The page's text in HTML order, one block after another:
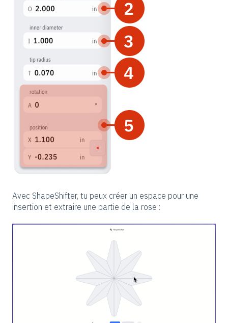
Avec ShapeShifter, tu peux créer un espace pour une
insertion et extraire une partie de la rose :